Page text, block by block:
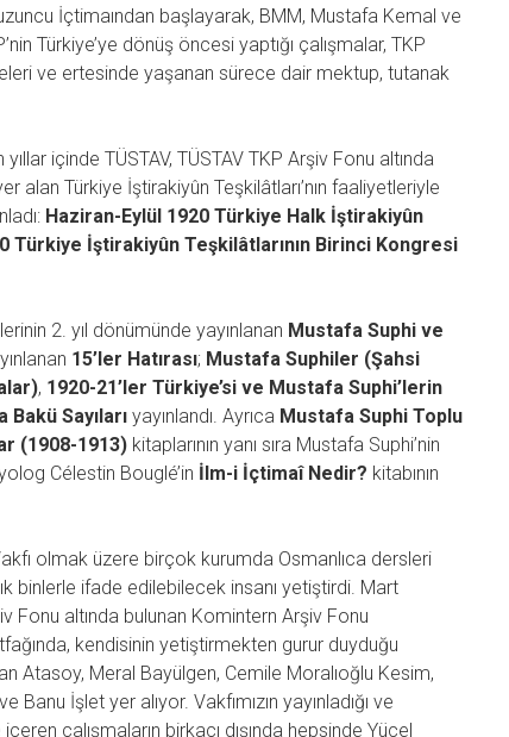
İçtimaından başlayarak, BMM, Mustafa Kemal ve
Türkiye’ye dönüş öncesi yaptığı çalışmalar, TKP
ve ertesinde yaşanan sürece dair mektup, tutanak
içinde TÜSTAV, TÜSTAV TKP Arşiv Fonu altında
alan Türkiye İştirakiyûn Teşkilâtları’nın faaliyetleriyle
Haziran-Eylül 1920 Türkiye Halk İştirakiyûn
Türkiye İştirakiyûn Teşkilâtlarının Birinci Kongresi
2. yıl dönümünde yayınlanan Mustafa Suphi ve
15’ler Hatırası; Mustafa Suphiler (Şahsi
, 1920-21’ler Türkiye’si ve Mustafa Suphi’lerin
Bakü Sayıları yayınlandı. Ayrıca Mustafa Suphi Toplu
(1908-1913) kitaplarının yanı sıra Mustafa Suphi’nin
Célestin Bouglé’in İlm-i İçtimaî Nedir? kitabının
olmak üzere birçok kurumda Osmanlıca dersleri
binlerle ifade edilebilecek insanı yetiştirdi. Mart
Fonu altında bulunan Komintern Arşiv Fonu
kendisinin yetiştirmekten gurur duyduğu
Atasoy, Meral Bayülgen, Cemile Moralıoğlu Kesim,
Banu İşlet yer alıyor. Vakfımızın yayınladığı ve
çalışmaların birkaçı dışında hepsinde Yücel